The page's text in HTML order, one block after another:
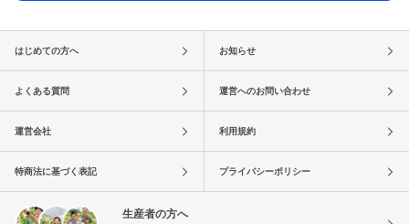
はじめての方へ お知らせ
よくある質問 運営へのお問い合わせ
運営会社 利用規約
特商法に基づく表記 プライバシーポリシー
生産者の方へ